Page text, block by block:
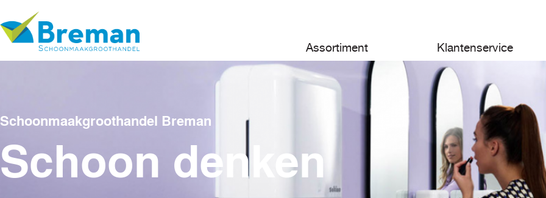
Assortiment Klantenservice
Schoonmaakgroothandel Breman
Schoon denken